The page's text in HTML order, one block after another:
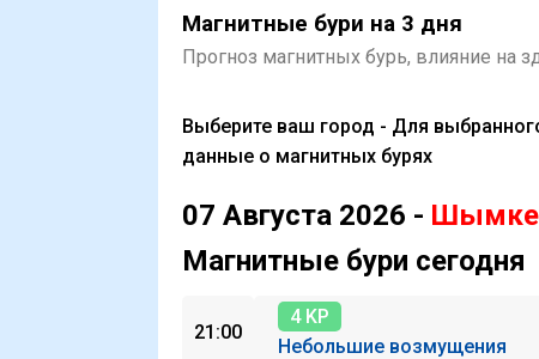
Магнитные бури на 3 дня
Прогноз магнитных бурь, влияние на
Выберите ваш город - Для
данные о магнитных бурях
07 Августа 2026 -
Магнитные бури сегодня
21:00
4 KP
Небольшие возмущения